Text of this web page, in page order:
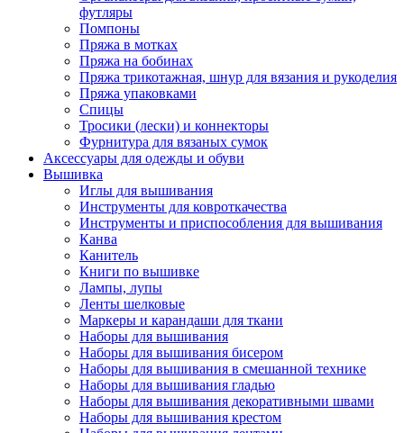
футляры
Помпоны
Пряжа в мотках
Пряжа на бобинах
Пряжа трикотажная, шнур для вязания и рукоделия
Пряжа упаковками
Спицы
Тросики (лески) и коннекторы
Фурнитура для вязаных сумок
Аксессуары для одежды и обуви
Вышивка
Иглы для вышивания
Инструменты для ковроткачества
Инструменты и приспособления для вышивания
Канва
Канитель
Книги по вышивке
Лампы, лупы
Ленты шелковые
Маркеры и карандаши для ткани
Наборы для вышивания
Наборы для вышивания бисером
Наборы для вышивания в смешанной технике
Наборы для вышивания гладью
Наборы для вышивания декоративными швами
Наборы для вышивания крестом